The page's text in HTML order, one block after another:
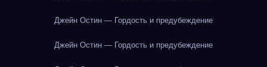
Джейн Остин — Гордость и предубеждение
Джейн Остин — Гордость и предубеждение